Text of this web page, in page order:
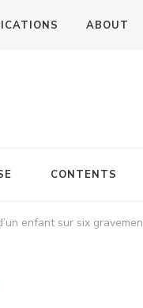
ABOUT
CONTENTS
enfant sur six